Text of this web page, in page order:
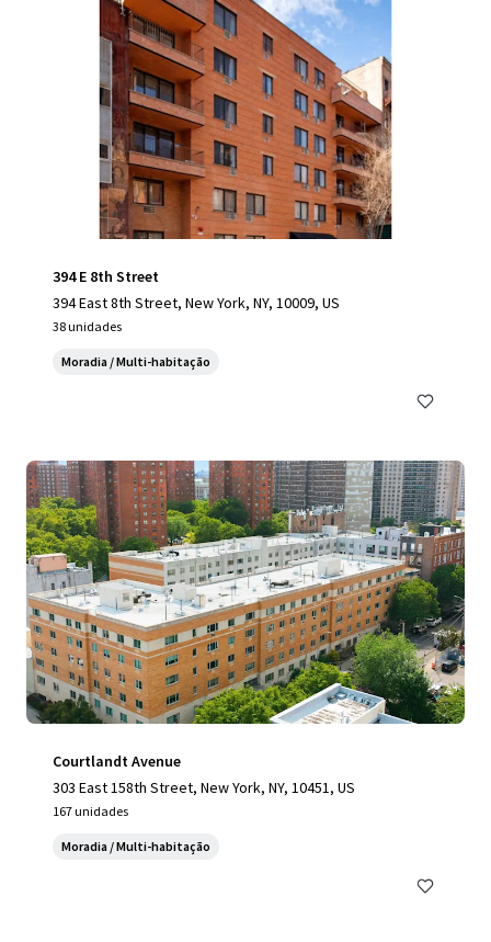
394 E 8th Street
394 East 8th Street, New York, NY, 10009, US
38 unidades
Moradia / Multi-habitação
Courtlandt Avenue
303 East 158th Street, New York, NY, 10451, US
167 unidades
Moradia / Multi-habitação